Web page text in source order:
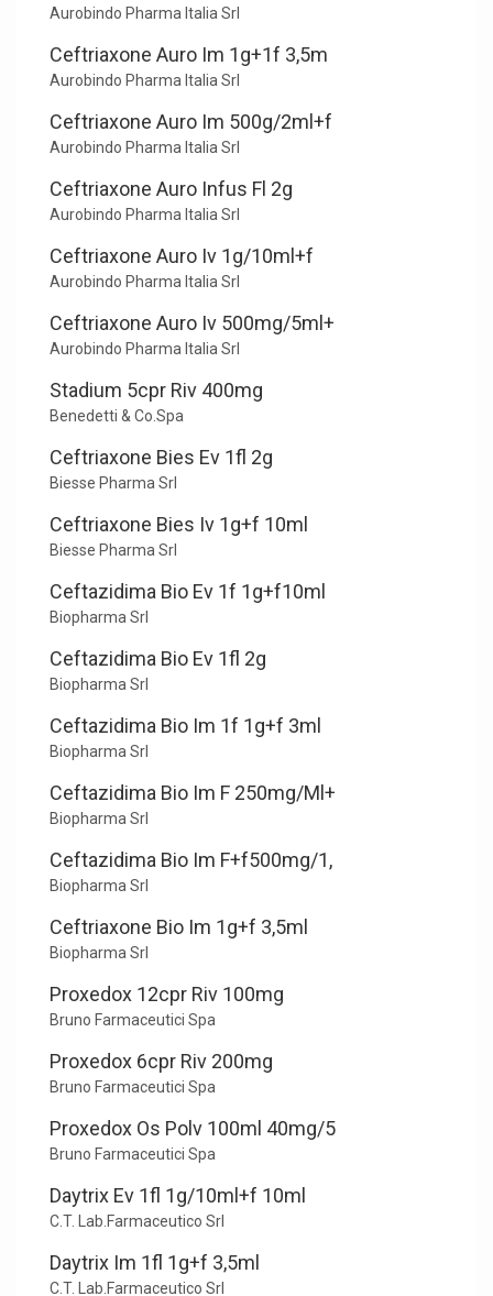
Aurobindo Pharma Italia Srl
Ceftriaxone Auro Im 1g+1f 3,5m
Aurobindo Pharma Italia Srl
Ceftriaxone Auro Im 500g/2ml+f
Aurobindo Pharma Italia Srl
Ceftriaxone Auro Infus Fl 2g
Aurobindo Pharma Italia Srl
Ceftriaxone Auro Iv 1g/10ml+f
Aurobindo Pharma Italia Srl
Ceftriaxone Auro Iv 500mg/5ml+
Aurobindo Pharma Italia Srl
Stadium 5cpr Riv 400mg
Benedetti & Co.Spa
Ceftriaxone Bies Ev 1fl 2g
Biesse Pharma Srl
Ceftriaxone Bies Iv 1g+f 10ml
Biesse Pharma Srl
Ceftazidima Bio Ev 1f 1g+f10ml
Biopharma Srl
Ceftazidima Bio Ev 1fl 2g
Biopharma Srl
Ceftazidima Bio Im 1f 1g+f 3ml
Biopharma Srl
Ceftazidima Bio Im F 250mg/Ml+
Biopharma Srl
Ceftazidima Bio Im F+f500mg/1,
Biopharma Srl
Ceftriaxone Bio Im 1g+f 3,5ml
Biopharma Srl
Proxedox 12cpr Riv 100mg
Bruno Farmaceutici Spa
Proxedox 6cpr Riv 200mg
Bruno Farmaceutici Spa
Proxedox Os Polv 100ml 40mg/5
Bruno Farmaceutici Spa
Daytrix Ev 1fl 1g/10ml+f 10ml
C.T. Lab.Farmaceutico Srl
Daytrix Im 1fl 1g+f 3,5ml
C.T. Lab.Farmaceutico Srl